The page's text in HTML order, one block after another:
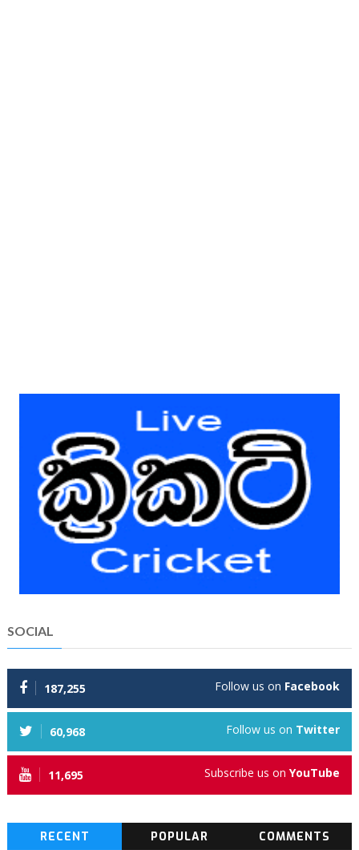
SOCIAL
187,255 Follow us on Facebook
60,968 Follow us on Twitter
11,695 Subscribe us onYouTube
RECENT POPULAR COMMENTS